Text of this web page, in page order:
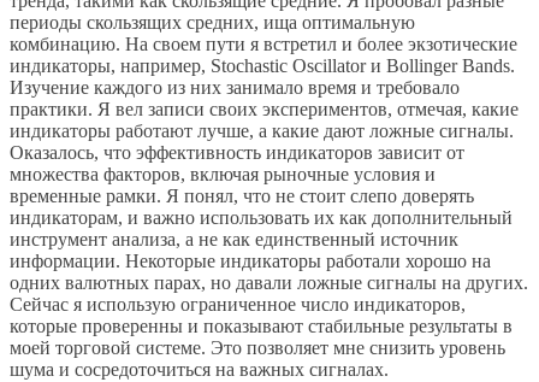
периоды скользящих средних, ища оптимальную
комбинацию. На своем пути я встретил и более экзотические
индикаторы, например, Stochastic Oscillator и Bollinger Bands.
Изучение каждого из них занимало время и требовало
практики. Я вел записи своих экспериментов, отмечая, какие
индикаторы работают лучше, а какие дают ложные сигналы.
Оказалось, что эффективность индикаторов зависит от
множества факторов, включая рыночные условия и
временные рамки. Я понял, что не стоит слепо доверять
индикаторам, и важно использовать их как дополнительный
инструмент анализа, а не как единственный источник
информации. Некоторые индикаторы работали хорошо на
одних валютных парах, но давали ложные сигналы на других.
Сейчас я использую ограниченное число индикаторов,
которые проверенны и показывают стабильные результаты в
моей торговой системе. Это позволяет мне снизить уровень
шума и сосредоточиться на важных сигналах.